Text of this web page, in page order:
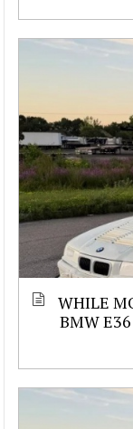
WHILE
BMW E36